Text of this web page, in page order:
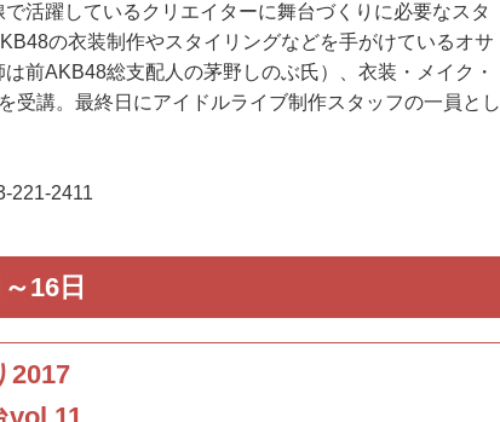
活躍しているクリエイターに舞台づくりに必要なスタ
の衣装制作やスタイリングなどを手がけているオサ
前AKB48総支配人の茅野しのぶ氏）、衣装・メイク・
受講。最終日にアイドルライブ制作スタッフの一員とし
221-2411
16日
2017